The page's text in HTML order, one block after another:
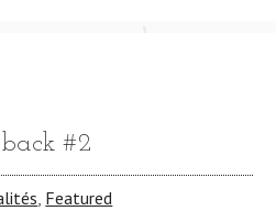
#2
, Featured